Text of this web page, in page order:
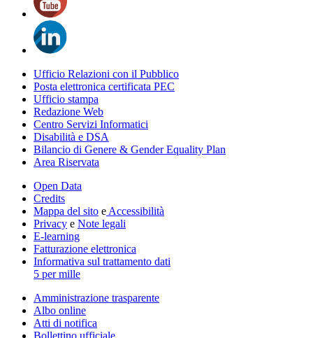
Ufficio Relazioni con il Pubblico
Posta elettronica certificata PEC
Ufficio stampa
Redazione Web
Centro Servizi Informatici
Disabilità e DSA
Bilancio di Genere & Gender Equality Plan
Area Riservata
Open Data
Credits
Mappa del sito e Accessibilità
Privacy e Note legali
E-learning
Fatturazione elettronica
Informativa sul trattamento dati
5 per mille
Amministrazione trasparente
Albo online
Atti di notifica
Bollettino ufficiale